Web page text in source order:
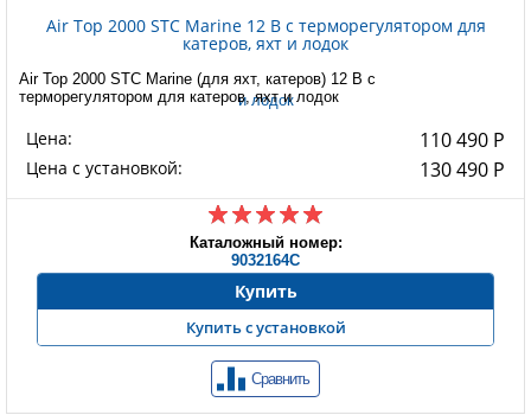
Air Top 2000 STC Marine 12 В с терморегулятором для
катеров, яхт и лодок
Air Top 2000 STC Marine (для яхт, катеров) 12 В с
терморегулятором для катеров, яхт и лодок
Цена: 110 490 Р
Цена с установкой: 130 490 Р
Каталожный номер:
9032164C
Купить
Купить с установкой
Сравнить